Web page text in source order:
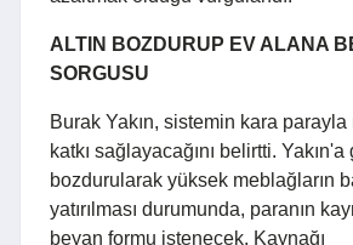
ALTIN BOZDURUP EV ALANA
SORGUSU
Burak Yakın, sistemin kara
katkı sağlayacağını belirtti. Yakın'a
bozdurularak yüksek meblağların
yatırılması durumunda, paranın
beyan formu istenecek. Kaynağı